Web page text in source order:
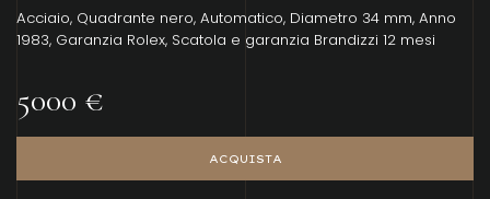
Acciaio, Quadrante nero, Automatico, Diametro 34 mm, Anno
1983, Garanzia Rolex, Scatola e garanzia Brandizzi 12 mesi
5000 €
ACQUISTA